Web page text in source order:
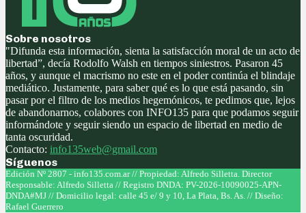
Sobre nosotros
"Difunda esta información, sienta la satisfacción moral de un acto de
libertad”, decía Rodolfo Walsh en tiempos siniestros. Pasaron 45
años, y aunque el macrismo no este en el poder continúa el blindaje
mediático. Justamente, para saber qué es lo que está pasando, sin
pasar por el filtro de los medios hegemónicos, te pedimos que, lejos
de abandonarnos, colabores con INFO135 para que podamos seguir
informándote y seguir siendo un espacio de libertad en medio de
tanta oscuridad.
Contacto: info135web@gmail.com
Síguenos
Facebook
Twitter
Instagram
Youtube
Edición Nº 2807 - info135.com.ar // Propiedad: Alfredo Silletta. Director
Responsable: Alfredo Silletta // Registro DNDA: PV-2026-10090025-APN-
DNDA#MJ // Domicilio legal: calle 45 e/ 9 y 10, La Plata, Bs. As. // Diseño:
Rafael Guerrero